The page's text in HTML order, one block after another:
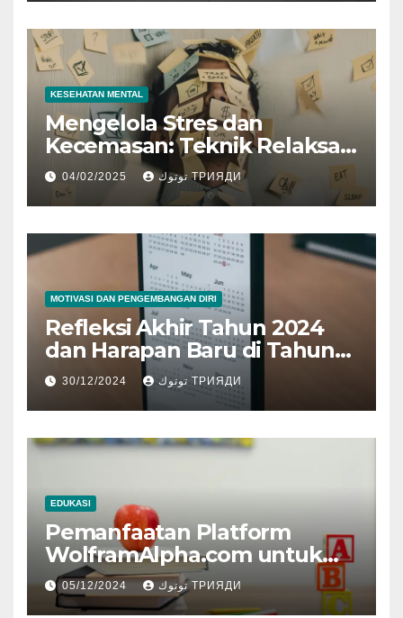
KESEHATAN MENTAL
Mengelola Stres dan
Kecemasan: Teknik Relaksasi
dan Strategi Kesehatan
Mental
04/02/2025 توتوك ТРИЯДИ
MOTIVASI DAN PENGEMBANGAN DIRI
Refleksi Akhir Tahun 2024
dan Harapan Baru di Tahun
Baru 2025
30/12/2024 توتوك ТРИЯДИ
EDUKASI
Pemanfaatan Platform
WolframAlpha.com untuk
Pembelajaran Matematika
05/12/2024 توتوك ТРИЯДИ